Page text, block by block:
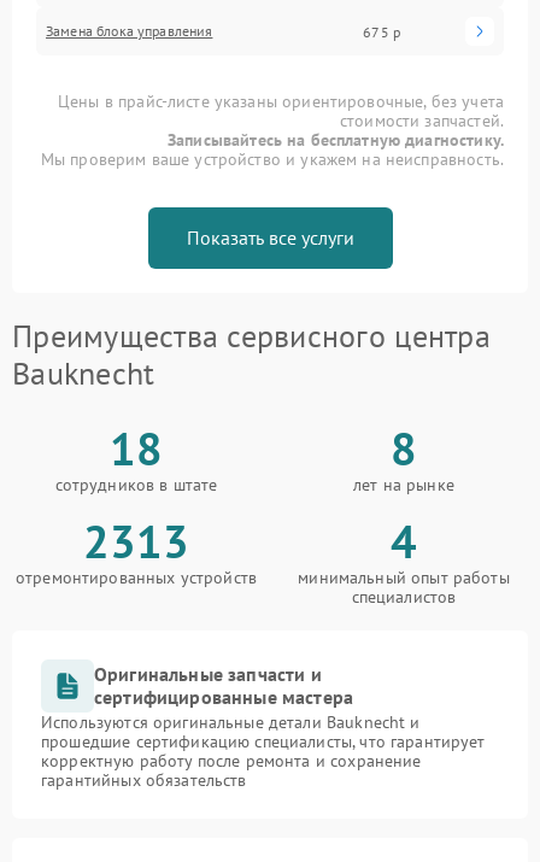
Замена блока управления 675 р
Цены в прайс-листе указаны ориентировочные, без учета
стоимости запчастей.
Записывайтесь на бесплатную диагностику.
Мы проверим ваше устройство и укажем на неисправность.
Показать все услуги
Преимущества сервисного центра
Bauknecht
18
сотрудников в штате
8
лет на рынке
2313
отремонтированных устройств
4
минимальный опыт работы
специалистов
Оригинальные запчасти и
сертифицированные мастера
Используются оригинальные детали Bauknecht и
прошедшие сертификацию специалисты, что гарантирует
корректную работу после ремонта и сохранение
гарантийных обязательств